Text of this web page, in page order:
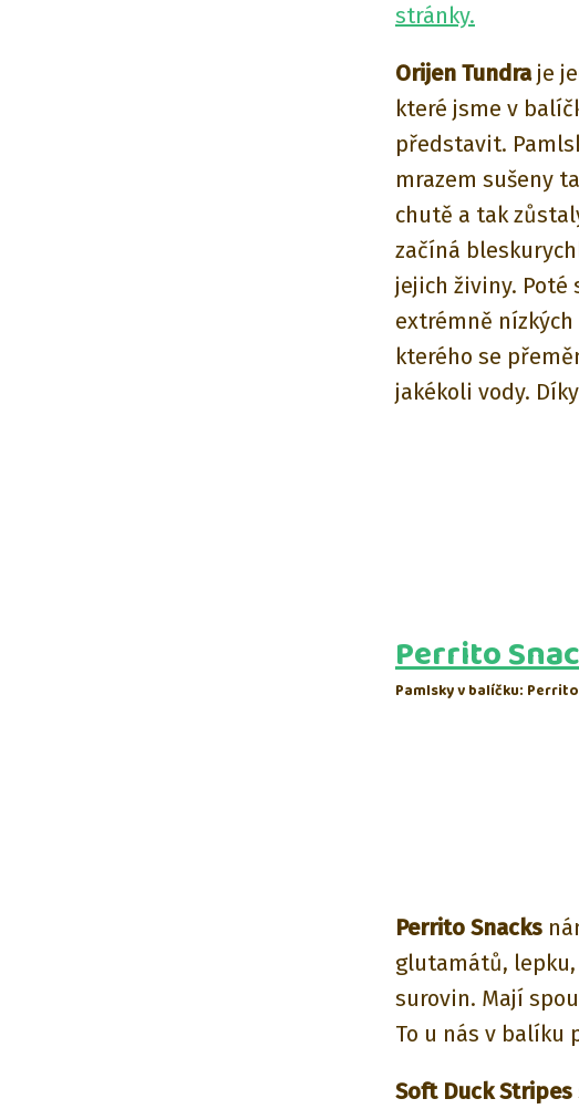
stránky.
Orijen Tundraje
které jsme v
představit.
mrazem sušeny
chutě a tak
začíná
jejich živiny. Poté
extrémně
kterého se
jakékoli vody.
Perrito
Pamlsky v balíčku:
Perrito Snacks
glutamátů, lepku,
surovin. Mají
To u nás v balíku
Soft Duck Stripes